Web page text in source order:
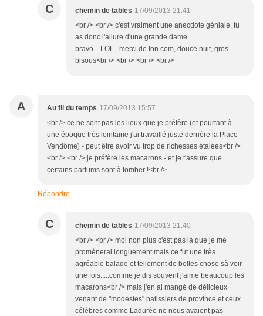
C chemin de tables 17/09/2013 21:41
<br /> <br /> c'est vraiment une anecdote géniale, tu
as donc l'allure d'une grande dame
bravo....LOL...merci de ton com, douce nuit, gros
bisous<br /> <br /> <br /> <br />
A Au fil du temps 17/09/2013 15:57
<br /> ce ne sont pas les lieux que je préfère (et pourtant à
une époque très lointaine j'ai travaillé juste derrière la Place
Vendôme) - peut être avoir vu trop de richesses étalées<br />
<br /> <br /> je préfère les macarons - et je t'assure que
certains parfums sont à tomber !<br />
Répondre
C chemin de tables 17/09/2013 21:40
<br /> <br /> moi non plus c'est pas là que je me
promènerai longuement mais ce fut une très
agréable balade et tellement de belles chose sà voir
une fois.....comme je dis souvent j'aime beaucoup les
macarons<br /> mais j'en ai mangé de délicieux
venant de "modestes" patissiers de province et ceux
célèbres comme Ladurée ne nous avaient pas